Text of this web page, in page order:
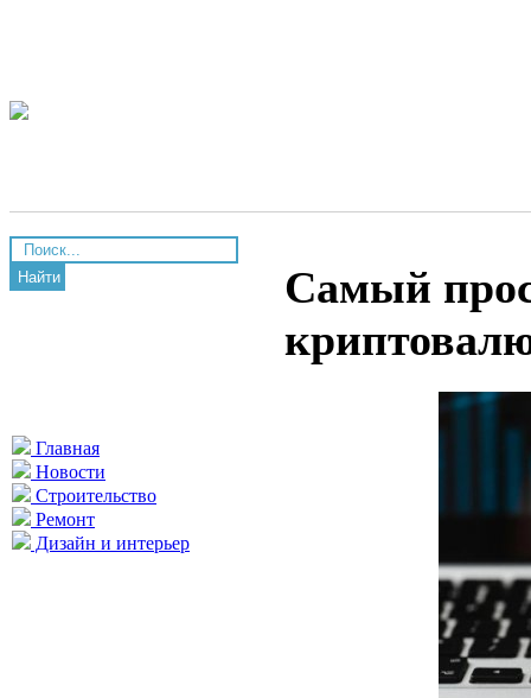
Найти
Главная
Новости
Строительство
Ремонт
Дизайн и интерьер
Самый